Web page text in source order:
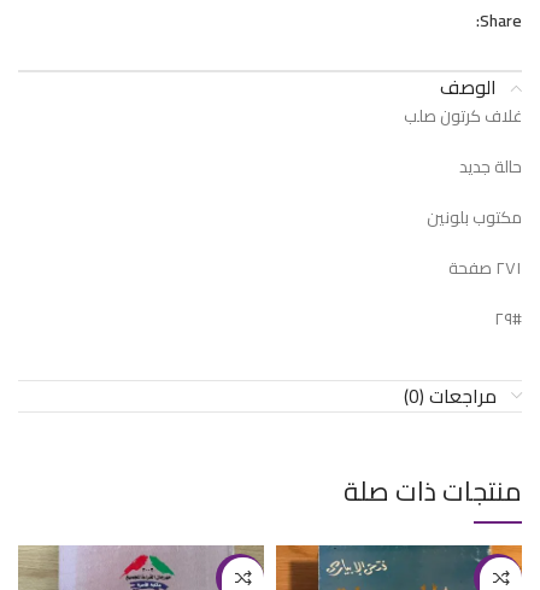
Share:
الوصف
غلاف كرتون صلب
حالة جديد
مكتوب بلونين
٢٧١ صفحة
#٢٩
مراجعات (0)
منتجات ذات صلة
-43%
-23%